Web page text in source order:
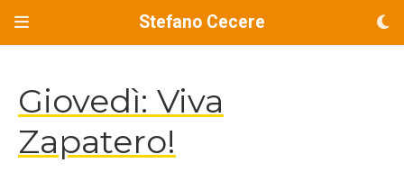
Stefano Cecere
Giovedì: Viva
Zapatero!